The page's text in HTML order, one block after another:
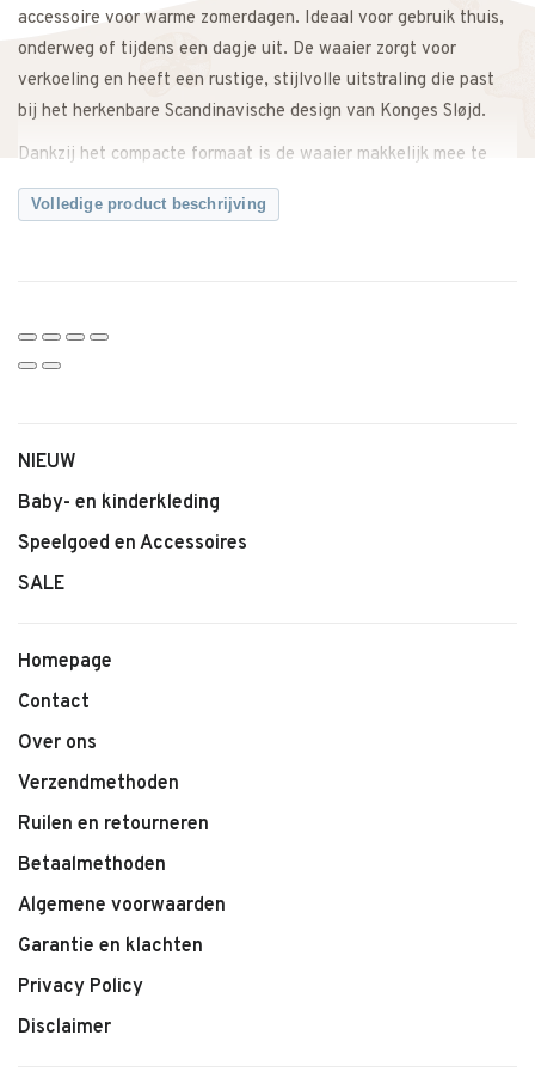
accessoire voor warme zomerdagen. Ideaal voor gebruik thuis,
onderweg of tijdens een dagje uit. De waaier zorgt voor
verkoeling en heeft een rustige, stijlvolle uitstraling die past
bij het herkenbare Scandinavische design van Konges Sløjd.
Dankzij het compacte formaat is de waaier makkelijk mee te
nemen in een tas of strandtas. Een leuke en functionele
toevoeging voor zomerse momenten.
Productdetails:
– Productnaam: Fans
– Type: Waaier / accessoire
Adviesleeftijd: vanaf 3 jaar.
Volledige product beschrijving
NIEUW
Baby- en kinderkleding
Speelgoed en Accessoires
SALE
Homepage
Contact
Over ons
Verzendmethoden
Ruilen en retourneren
Betaalmethoden
Algemene voorwaarden
Garantie en klachten
Privacy Policy
Disclaimer